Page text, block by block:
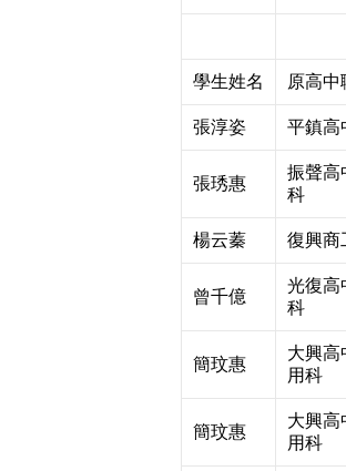
學生姓名 原高中
張淳姿 平鎮高
張琇惠
振聲高
科
楊云蓁 復興商
曾千億
光復高
科
簡玟惠
大興高
用科
簡玟惠
大興高
用科